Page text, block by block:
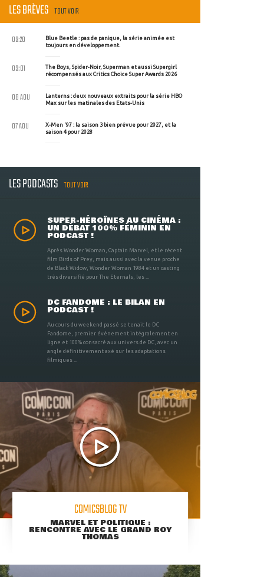
LES BRÈVES TOUT VOIR
Blue Beetle : pas de panique, la série animée est
toujours en développement.
09:20
The Boys, Spider-Noir, Superman et aussi Supergirl
récompensés aux Critics Choice Super Awards 2026
09:01
Lanterns : deux nouveaux extraits pour la série HBO
Max sur les matinales des Etats-Unis
08 AOU
X-Men '97 : la saison 3 bien prévue pour 2027, et la
saison 4 pour 2028
07 AOU
LES PODCASTS TOUT VOIR
SUPER-HÉROÏNES AU CINÉMA :
UN DÉBAT 100% FÉMININ EN
PODCAST !
Après Wonder Woman, Captain Marvel, et le récent
film Birds of Prey, mais aussi avec la venue proche
de Black Widow, Wonder Woman 1984 et un casting
très diversifié pour The Eternals, les ...
DC FANDOME : LE BILAN EN
PODCAST !
Au cours du weekend passé se tenait le DC
Fandome, premier évènement intégralement en
ligne et 100% consacré aux univers de DC, avec un
angle définitivement axé sur les adaptations
filmiques ...
COMICSBLOG TV
MARVEL ET POLITIQUE :
RENCONTRE AVEC LE GRAND ROY
THOMAS